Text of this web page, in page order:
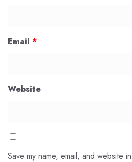
Email *
Website
Save my name, email, and website